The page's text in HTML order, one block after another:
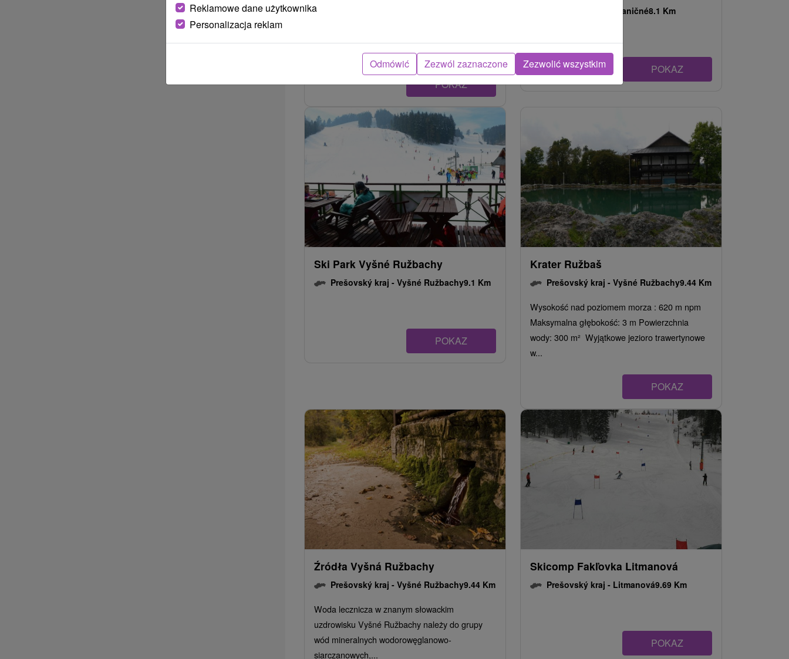
POKAZ
Hraničné8.1 Km
POKAZ
Ski Park Vyšné Ružbachy
Prešovský kraj - Vyšné Ružbachy9.1 Km
POKAZ
Krater Ružbaš
Prešovský kraj - Vyšné Ružbachy9.44 Km
Wysokość nad poziomem morza : 620 m npm
Maksymalna głębokość: 3 m Powierzchnia
wody: 300 m² Wyjątkowe jezioro trawertynowe
w...
POKAZ
Źródła Vyšná Ružbachy
Prešovský kraj - Vyšné Ružbachy9.44 Km
Woda lecznicza w znanym słowackim
uzdrowisku Vyšné Ružbachy należy do grupy
wód mineralnych wodorowęglanowo-
siarczanowych,...
Skicomp Fakľovka Litmanová
Prešovský kraj - Litmanová9.69 Km
POKAZ
Reklamowe dane użytkownika
Personalizacja reklam
Odmówić Zezwól zaznaczone Zezwolić wszystkim